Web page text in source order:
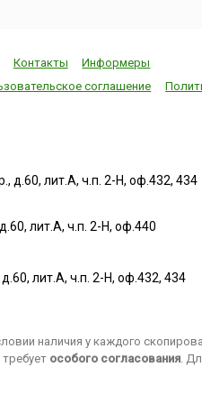
Контакты
Информеры
соглашение
д.60, лит.А, ч.п. 2-Н, оф.432, 434
лит.А, ч.п. 2-Н, оф.440
лит.А, ч.п. 2-Н, оф.432, 434
наличия у каждого
особого согласования.